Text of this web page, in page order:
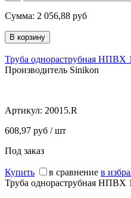
Сумма: 2 056,88 руб
Труба однораструбная НПВХ
Производитель Sinikon
Артикул: 20015.R
608,97 руб / шт
Под заказ
Купить в сравнение в
Труба однораструбная НПВХ